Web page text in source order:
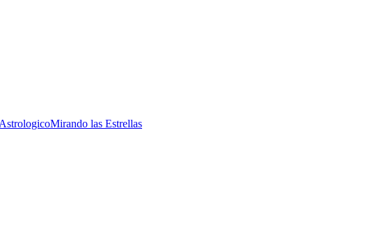
Mirando las Estrellas